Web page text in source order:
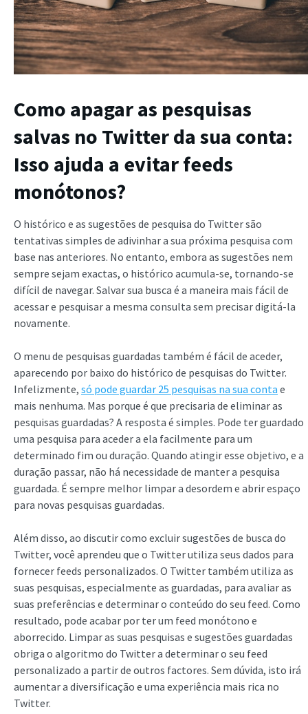
Como apagar as pesquisas
salvas no Twitter da sua conta:
Isso ajuda a evitar feeds
monótonos?
O histórico e as sugestões de pesquisa do Twitter são
tentativas simples de adivinhar a sua próxima pesquisa com
base nas anteriores. No entanto, embora as sugestões nem
sempre sejam exactas, o histórico acumula-se, tornando-se
difícil de navegar. Salvar sua busca é a maneira mais fácil de
acessar e pesquisar a mesma consulta sem precisar digitá-la
novamente.
O menu de pesquisas guardadas também é fácil de aceder,
aparecendo por baixo do histórico de pesquisas do Twitter.
Infelizmente, só pode guardar 25 pesquisas na sua conta e
mais nenhuma. Mas porque é que precisaria de eliminar as
pesquisas guardadas? A resposta é simples. Pode ter guardado
uma pesquisa para aceder a ela facilmente para um
determinado fim ou duração. Quando atingir esse objetivo, e a
duração passar, não há necessidade de manter a pesquisa
guardada. É sempre melhor limpar a desordem e abrir espaço
para novas pesquisas guardadas.
Além disso, ao discutir como excluir sugestões de busca do
Twitter, você aprendeu que o Twitter utiliza seus dados para
fornecer feeds personalizados. O Twitter também utiliza as
suas pesquisas, especialmente as guardadas, para avaliar as
suas preferências e determinar o conteúdo do seu feed. Como
resultado, pode acabar por ter um feed monótono e
aborrecido. Limpar as suas pesquisas e sugestões guardadas
obriga o algoritmo do Twitter a determinar o seu feed
personalizado a partir de outros factores. Sem dúvida, isto irá
aumentar a diversificação e uma experiência mais rica no
Twitter.